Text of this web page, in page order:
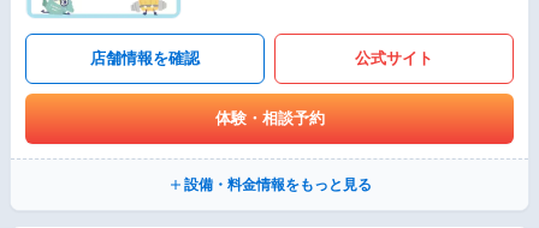
店舗情報を確認 公式サイト
体験・相談予約
設備・料金情報をもっと見る